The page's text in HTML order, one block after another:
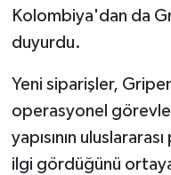
Kolombiya'dan da
duyurdu.
Yeni siparişler,
operasyonel
yapısının
ilgi gördüğünü